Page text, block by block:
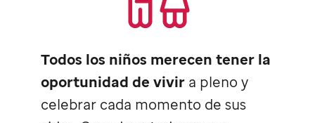
Todos los niños merecen tener la
oportunidad de vivir a pleno y
celebrar cada momento de sus